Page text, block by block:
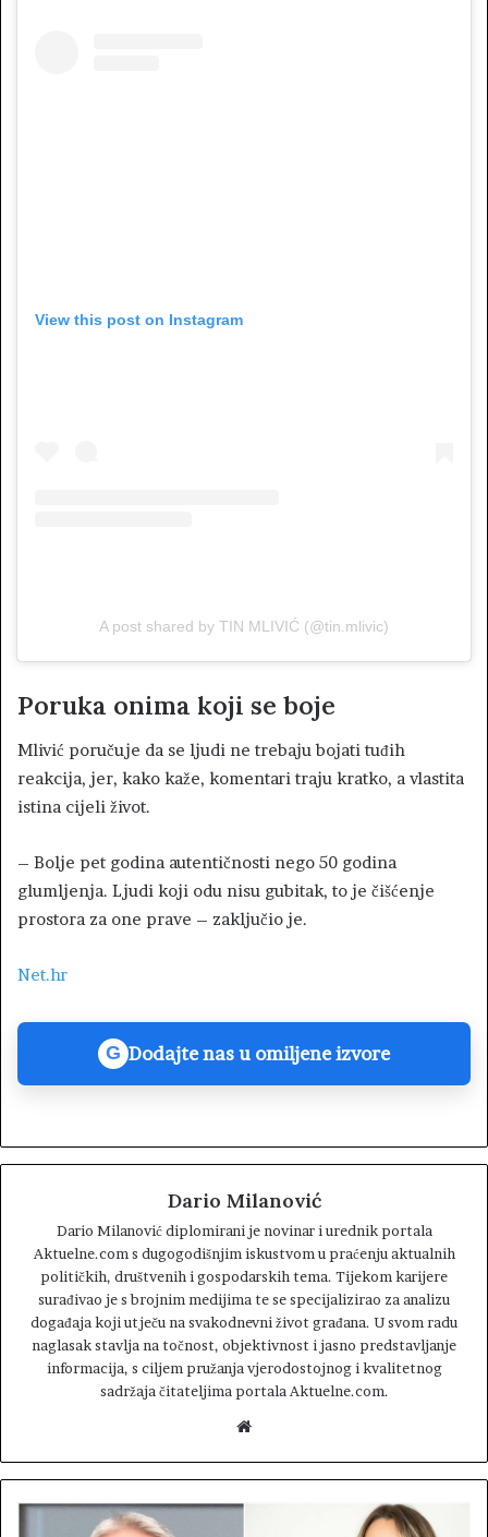
View this post on Instagram
A post shared by TIN MLIVIĆ (@tin.mlivic)
Poruka onima koji se boje
Mlivić poručuje da se ljudi ne trebaju bojati tuđih
reakcija, jer, kako kaže, komentari traju kratko, a vlastita
istina cijeli život.
– Bolje pet godina autentičnosti nego 50 godina
glumljenja. Ljudi koji odu nisu gubitak, to je čišćenje
prostora za one prave – zaključio je.
Net.hr
G Dodajte nas u omiljene izvore
Dario Milanović
Dario Milanović diplomirani je novinar i urednik portala
Aktuelne.com s dugogodišnjim iskustvom u praćenju aktualnih
političkih, društvenih i gospodarskih tema. Tijekom karijere
surađivao je s brojnim medijima te se specijalizirao za analizu
događaja koji utječu na svakodnevni život građana. U svom radu
naglasak stavlja na točnost, objektivnost i jasno predstavljanje
informacija, s ciljem pružanja vjerodostojnog i kvalitetnog
sadržaja čitateljima portala Aktuelne.com.
b